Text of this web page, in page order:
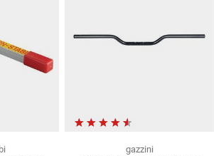
gazzini